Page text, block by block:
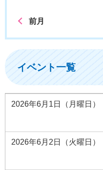
前月
イベント一覧
2026年6月1日（月曜日）
2026年6月2日（火曜日）